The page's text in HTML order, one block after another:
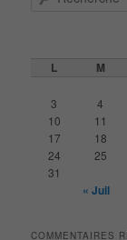
L M
3
4
10
11
17
18
24
25
31
« Juil
COMMENTAIRES